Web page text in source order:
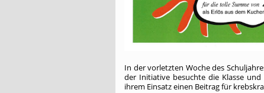
In der vorletzten Woche des
der Initiative besuchte die Klasse
ihrem Einsatz einen Beitrag für